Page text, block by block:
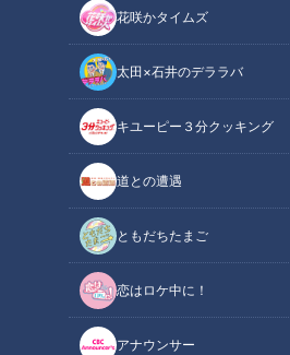
花咲かタイムズ
太田×石井のデララバ
キユーピー３分クッキング
道との遭遇
ともだちたまご
恋はロケ中に！
アナウンサー
性に対し、その女性の元夫が慰謝料
われた訴訟の上告審判決が、6月5
裁第2小法廷は男性の過失を認め、
万円の支払いを命じた二審の高松高
裁に差し戻しました。一見、よくあ
れますが、この裁判ではとある"初め
ます。6月6日放送『北野誠のズバリ
オ）では、不倫相手への訴えが認め
ついて、角田龍平弁護士が解説しま
ティの北野誠と加藤由香アナウンサー
関連リンク この記事をradiko（ラ